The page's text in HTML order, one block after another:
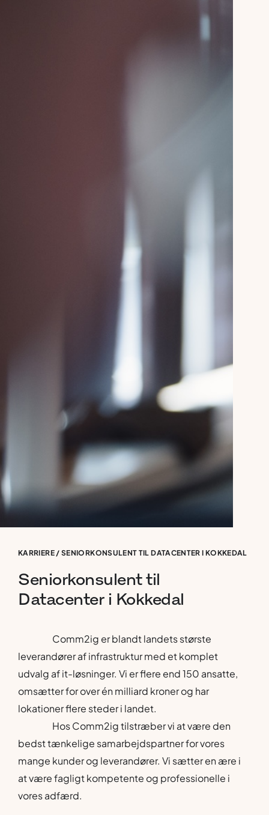
KARRIERE/ SENIORKONSULENT TIL DATACENTER I KOKKEDAL
Seniorkonsulent til
Datacenter i Kokkedal
Comm2ig er blandt landets største
leverandører af infrastruktur med et komplet
udvalg af it-løsninger. Vi er flere end 150 ansatte,
omsætter for over én milliard kroner og har
lokationer flere steder i landet.
Hos Comm2ig tilstræber vi at være den
bedst tænkelige samarbejdspartner for vores
mange kunder og leverandører. Vi sætter en ære i
at være fagligt kompetente og professionelle i
vores adfærd.